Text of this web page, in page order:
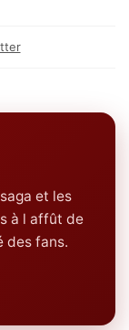
et les
à l affût de
des fans.